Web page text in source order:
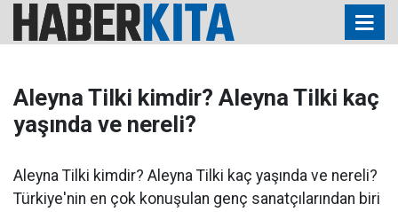
Aleyna Tilki kimdir? Aleyna Tilki kaç
yaşında ve nereli?
Aleyna Tilki kimdir? Aleyna Tilki kaç yaşında ve nereli?
Türkiye'nin en çok konuşulan genç sanatçılarından biri